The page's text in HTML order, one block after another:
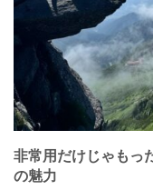
非常用だけじゃもっ
の魅力